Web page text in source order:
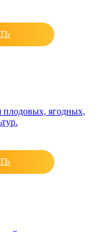
плодовых, ягодных,